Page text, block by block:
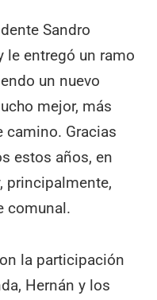
Sandro
le entregó un ramo
un nuevo
mejor, más
camino. Gracias
estos años, en
principalmente,
comunal.
la participación
Hernán y los